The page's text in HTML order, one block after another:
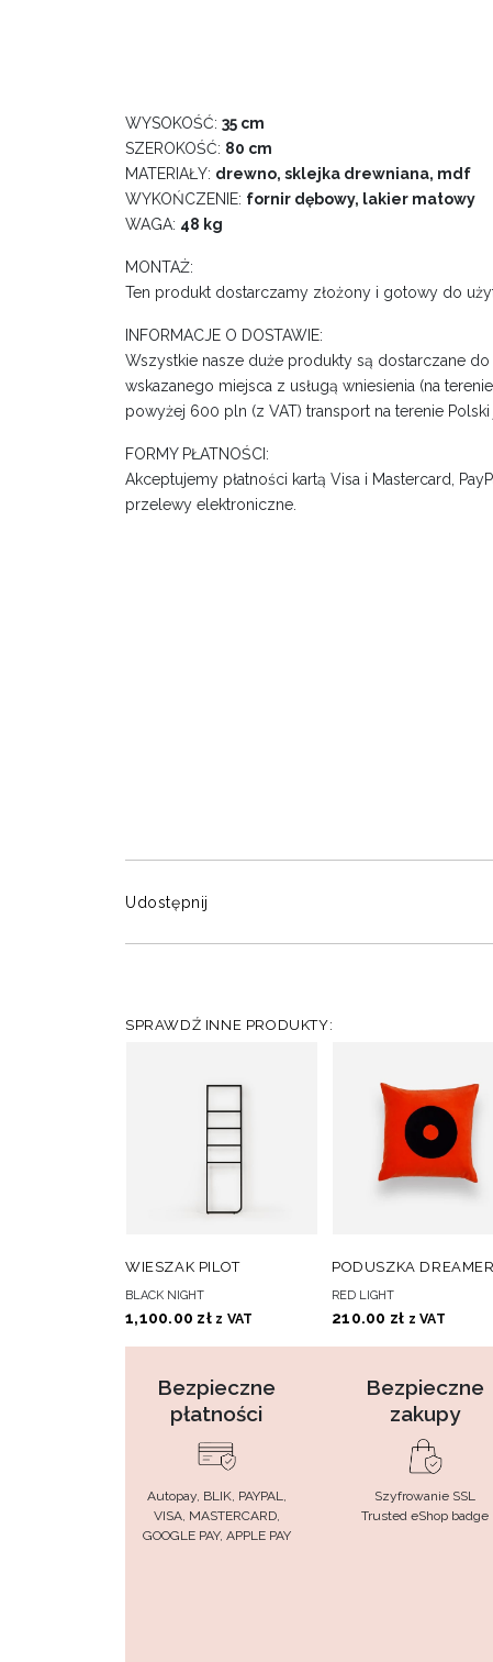
WYSOKOŚĆ: 35 cm
SZEROKOŚĆ: 80 cm
MATERIAŁY: drewno, sklejka drewniana, mdf
WYKOŃCZENIE: fornir dębowy, lakier matowy
WAGA: 48 kg
MONTAŻ:
Ten produkt dostarczamy złożony i gotowy do
INFORMACJE O DOSTAWIE:
Wszystkie nasze duże produkty są dostarczane
wskazanego miejsca z usługą wniesienia (na
powyżej 600 pln (z VAT) transport na terenie Polski
FORMY PŁATNOŚCI:
Akceptujemy płatności kartą Visa i Mastercard,
przelewy elektroniczne.
Udostępnij
SPRAWDŹ INNE PRODUKTY:
DODAJ DO KOSZYKA
WIESZAK PILOT
BLACK NIGHT
1,100.00 zł z VAT
DODAJ DO KOSZYKA
PODUSZKA DREAMER
RED LIGHT
210.00 zł z VAT
Bezpieczne
płatności
Autopay, BLIK, PAYPAL,
VISA, MASTERCARD,
GOOGLE PAY, APPLE PAY
Bezpieczne
zakupy
Szyfrowanie SSL
Trusted eShop badge